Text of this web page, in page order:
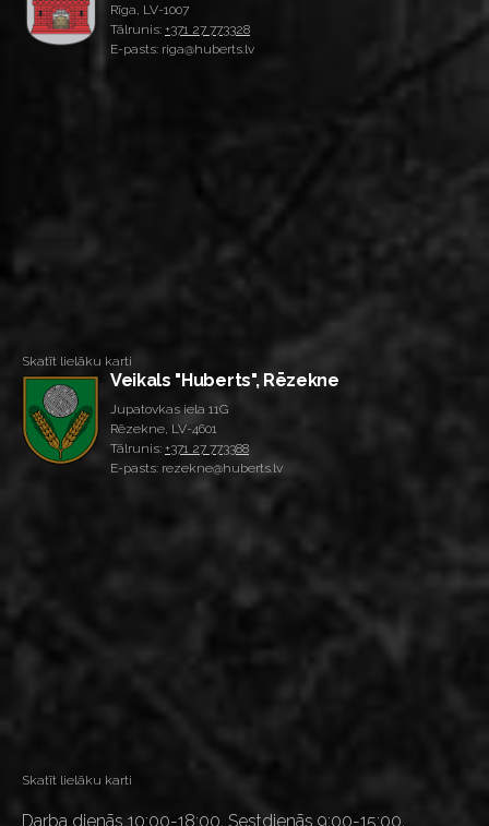
Rīga, LV-1007
Tālrunis: +371 27 773328
E-pasts: riga@huberts.lv
Skatīt lielāku karti
Veikals "Huberts", Rēzekne
Jupatovkas iela 11G
Rēzekne, LV-4601
Tālrunis: +371 27 773388
E-pasts: rezekne@huberts.lv
Skatīt lielāku karti
Darba dienās 10:00-18:00, Sestdienās 9:00-15:00,